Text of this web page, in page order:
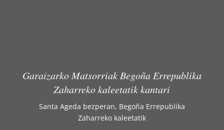
Garaizarko Matsorriak Begoña Errepublika
Zaharreko kaleetatik kantari
Santa Ageda bezperan, Begoña Errepublika
Zaharreko kaleetatik